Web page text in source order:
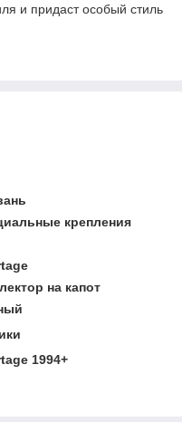
и придаст особый стиль
крепления
на капот
1994+